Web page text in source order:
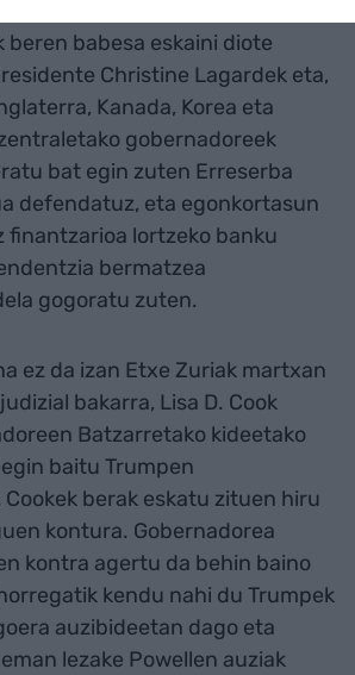
beren babesa eskaini diote
Christine Lagardek eta,
Kanada, Korea eta
gobernadoreek
bat egin zuten Erreserba
defendatuz, eta egonkortasun
finantzarioa lortzeko banku
bermatzea
gogoratu zuten.
ez da izan Etxe Zuriak martxan
bakarra, Lisa D. Cook
Batzarretako kideetako
baitu Trumpen
berak eskatu zituen hiru
kontura. Gobernadorea
kontra agertu da behin baino
kendu nahi du Trumpek
auzibideetan dago eta
lezake Powellen auziak